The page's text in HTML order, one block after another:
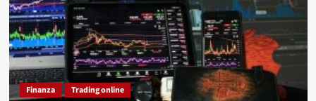
Finanza Trading online